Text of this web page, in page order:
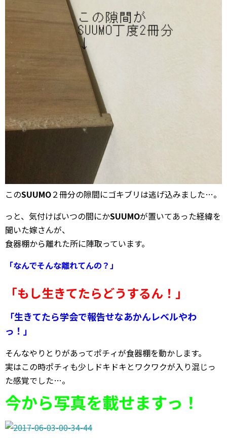
このSUUMO２冊分の隙間にゴキブリは逃げ込みました…。
っと、気付けばいつの間にかSUUMOが置いてあった経緯を
聞いた嫁さんが、
食器棚から離れた所に陣取っています。
「なんでそんな離れてんの？」
「もし生きてたらどうするん！」
「生きてたら学会で報告せなあかんレベルやわ
っ！」
そんなやりとりがあってポチィが食器棚を動かします。
実はこの時ポチィも少しドキドキとワクワクが入り混じっ
た感覚でした…。
今から写真を載せますっ！